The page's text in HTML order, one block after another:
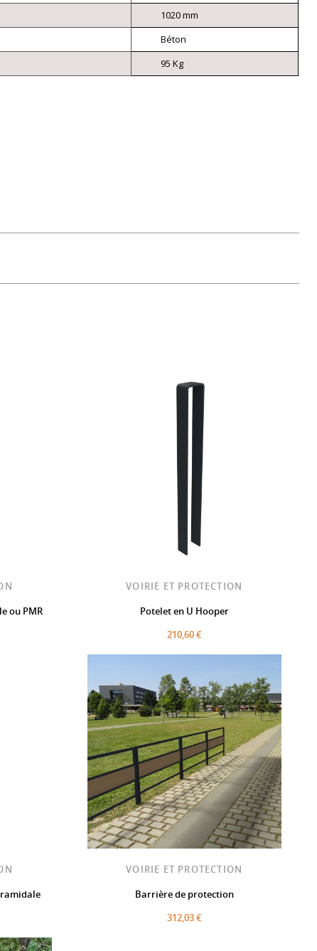
1020 mm
Béton
95 Kg
ou PMR
VOIRIE ET PROTECTION
Potelet en U Hooper
210,60 €
VOIRIE ET PROTECTION
Barrière de protection
312,03 €